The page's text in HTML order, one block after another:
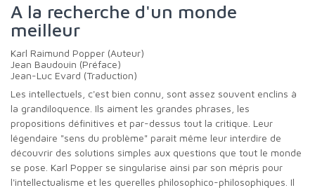
A la recherche d'un monde
meilleur
Karl Raimund Popper (Auteur)
Jean Baudouin (Préface)
Jean-Luc Evard (Traduction)
Les intellectuels, c'est bien connu, sont assez souvent enclins à
la grandiloquence. Ils aiment les grandes phrases, les
propositions définitives et par-dessus tout la critique. Leur
légendaire "sens du problème" paraît même leur interdire de
découvrir des solutions simples aux questions que tout le monde
se pose. Karl Popper se singularise ainsi par son mépris pour
l'intellectualisme et les querelles philosophico-philosophiques. Il